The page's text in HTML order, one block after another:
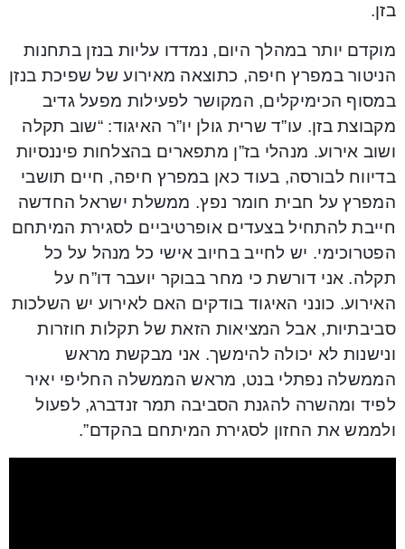
בזן.
מוקדם יותר במהלך היום, נמדדו עליות בנזן בתחנות
הניטור במפרץ חיפה, כתוצאה מאירוע של שפיכת בנזן
במסוף הכימיקלים, המקושר לפעילות מפעל גדיב
מקבוצת בזן. עו”ד שרית גולן יו”ר האיגוד: “שוב תקלה
ושוב אירוע. מנהלי בז”ן מתפארים בהצלחות פיננסיות
בדיווח לבורסה, בעוד כאן במפרץ חיפה, חיים תושבי
המפרץ על חבית חומר נפץ. ממשלת ישראל החדשה
חייבת להתחיל בצעדים אופרטיביים לסגירת המיתחם
הפטרוכימי. יש לחייב בחיוב אישי כל מנהל על כל
תקלה. אני דורשת כי מחר בבוקר יועבר דו”ח על
האירוע. כונני האיגוד בודקים האם לאירוע יש השלכות
סביבתיות, אבל המציאות הזאת של תקלות חוזרות
ונישנות לא יכולה להימשך. אני מבקשת מראש
הממשלה נפתלי בנט, מראש הממשלה החליפי יאיר
לפיד ומהשרה להגנת הסביבה תמר זנדברג, לפעול
ולממש את החזון לסגירת המיתחם בהקדם”.